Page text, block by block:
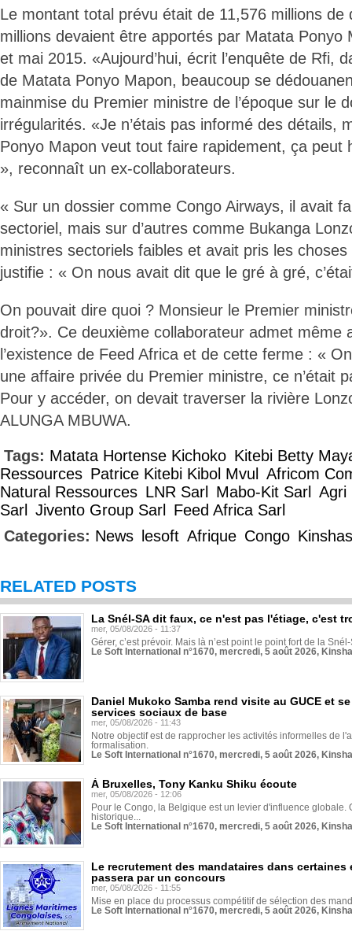
Le montant total prévu était de 11,576 millions de
millions devaient être apportés par Matata Ponyo
et mai 2015. «Aujourd’hui, écrit l’enquête de Rfi,
de Matata Ponyo Mapon, beaucoup se
mainmise du Premier ministre de l’époque sur le
irrégularités. «Je n’étais pas informé des détails,
Ponyo Mapon veut tout faire rapidement, ça peut
», reconnaît un ex-collaborateurs.
« Sur un dossier comme Congo Airways, il avait
sectoriel, mais sur d’autres comme Bukanga
ministres sectoriels faibles et avait pris les
justifie : « On nous avait dit que le gré à gré,
On pouvait dire quoi ? Monsieur le Premier
droit?». Ce deuxième collaborateur admet même
l’existence de Feed Africa et de cette ferme : «
une affaire privée du Premier ministre, ce n’était
Pour y accéder, on devait traverser la rivière
ALUNGA MBUWA.
Tags: Matata Hortense Kichoko Kitebi Betty
Ressources Patrice Kitebi Kibol Mvul
Africom
Natural Ressources LNR Sarl Mabo-Kit Sarl
Agri
Sarl
Jivento Group Sarl
Feed Africa Sarl
Categories: News lesoft Afrique Congo
RELATED POSTS
La Snél-SA dit faux, ce n'est pas l'étiage, c'est
mer, 05/08/2026 - 11:37
Gérer, c’est prévoir. Mais là n’est point le point fort de la
Le Soft International n°1670, mercredi, 5 août 2026,
Daniel Mukoko Samba rend visite au GUCE et
services sociaux de base
mer, 05/08/2026 - 11:43
Notre objectif est de rapprocher les activités informelles de
formalisation.
Le Soft International n°1670, mercredi, 5 août 2026,
À Bruxelles, Tony Kanku Shiku écoute
mer, 05/08/2026 - 12:06
Pour le Congo, la Belgique est un levier d'influence globale.
historique...
Le Soft International n°1670, mercredi, 5 août 2026,
Le recrutement des mandataires dans
passera par un concours
mer, 05/08/2026 - 11:55
Mise en place du processus compétitif de sélection des
Le Soft International n°1670, mercredi, 5 août 2026,